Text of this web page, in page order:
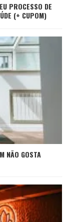
PROCESSO DE
(+ CUPOM)
NÃO GOSTA